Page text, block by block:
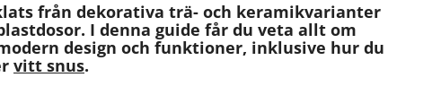
från dekorativa trä- och keramikvarianter
I denna guide får du veta allt om
design och funktioner, inklusive hur du
vitt snus.